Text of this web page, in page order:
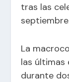
tras las
La
las últimas
durante